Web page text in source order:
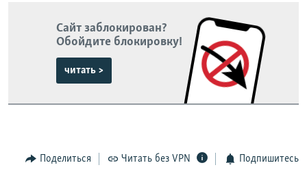
Сайт заблокирован?
Обойдите блокировку!
читать >
Поделиться Читать без VPN Подпишитесь